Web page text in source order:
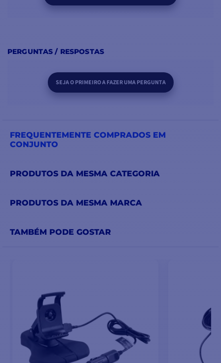
PERGUNTAS / RESPOSTAS
SEJA O PRIMEIRO A FAZER UMA PERGUNTA
FREQUENTEMENTE COMPRADOS EM
CONJUNTO
PRODUTOS DA MESMA CATEGORIA
PRODUTOS DA MESMA MARCA
TAMBÉM PODE GOSTAR